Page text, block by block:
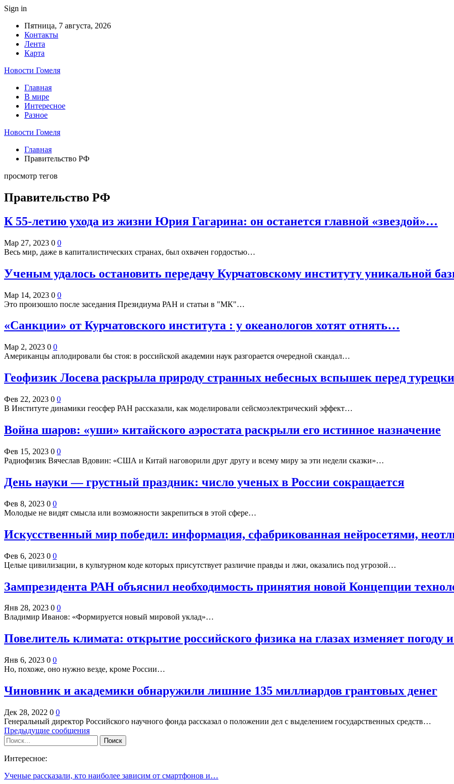
Sign in
Пятница, 7 августа, 2026
Контакты
Лента
Карта
Новости Гомеля
Главная
В мире
Интересное
Разное
Новости Гомеля
Главная
Правительство РФ
просмотр тегов
Правительство РФ
К 55-летию ухода из жизни Юрия Гагарина: он останется главной «звездой»…
Мар 27, 2023 0 0
Весь мир, даже в капиталистических странах, был охвачен гордостью…
Ученым удалось остановить передачу Курчатовскому институту уникальной
Мар 14, 2023 0 0
Это произошло после заседания Президиума РАН и статьи в "МК"…
«Санкции» от Курчатовского института : у океанологов хотят отнять…
Мар 2, 2023 0 0
Американцы аплодировали бы стоя: в российской академии наук разгорается очередной скандал…
Геофизик Лосева раскрыла природу странных небесных вспышек перед
Фев 22, 2023 0 0
В Институте динамики геосфер РАН рассказали, как моделировали сейсмоэлектрический эффект…
Война шаров: «уши» китайского аэростата раскрыли его истинное назначение
Фев 15, 2023 0 0
Радиофизик Вячеслав Вдовин: «США и Китай наговорили друг другу и всему миру за эти недели сказки»…
День науки — грустный праздник: число ученых в России сокращается
Фев 8, 2023 0 0
Молодые не видят смысла или возможности закрепиться в этой сфере…
Искусственный мир победил: информация, сфабрикованная нейросетями,
Фев 6, 2023 0 0
Целые цивилизации, в культурном коде которых присутствует различие правды и лжи, оказались под угрозой…
Зампрезидента РАН объяснил необходимость принятия новой Концепции
Янв 28, 2023 0 0
Владимир Иванов: «Формируется новый мировой уклад»…
Повелитель климата: открытие российского физика на глазах изменяет
Янв 6, 2023 0 0
Но, похоже, оно нужно везде, кроме России…
Чиновник и академики обнаружили лишние 135 миллиардов грантовых денег
Дек 28, 2022 0 0
Генеральный директор Российского научного фонда рассказал о положении дел с выделением государственных средств…
Предыдущие сообщения
Интересное:
Ученые рассказали, кто наиболее зависим от смартфонов и…